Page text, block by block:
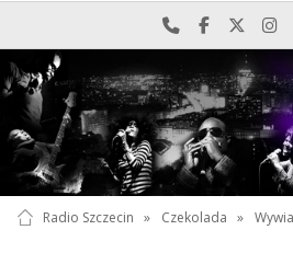
Najlepiej po
Odwiedź
Radio Szczecin » Czekolada »